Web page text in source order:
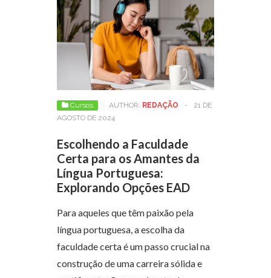
Cursos AUTHOR: REDAÇÃO -
21 DE
AGOSTO DE 2024
Escolhendo a Faculdade
Certa para os Amantes da
Língua Portuguesa:
Explorando Opções EAD
Para aqueles que têm paixão pela
língua portuguesa, a escolha da
faculdade certa é um passo crucial na
construção de uma carreira sólida e